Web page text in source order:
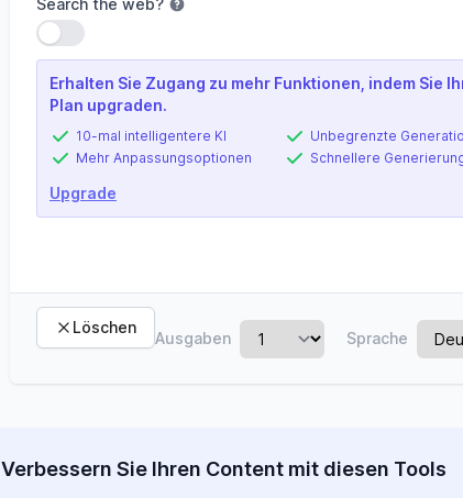
Search the web?
Einstellung verwenden
Erhalten Sie Zugang zu mehr Funktionen, indem Sie
Plan upgraden.
10-mal intelligentere KI
Mehr Anpassungsoptionen
Unbegrenzte
Schnellere
Upgrade
Löschen
Ausgaben Sprache
Verbessern Sie Ihren Content mit diesen Tools